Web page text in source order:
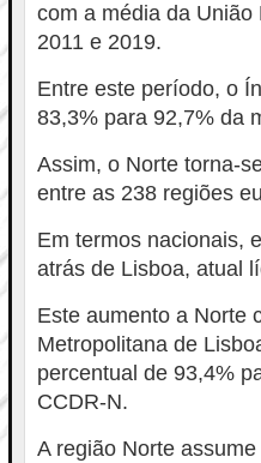
com a média da
2011 e 2019.
Entre este período, o
83,3% para 92,7% da
Assim, o Norte torna-
entre as 238 regiões
Em termos nacionais,
atrás de Lisboa, atual
Este aumento a Norte
Metropolitana de
percentual de 93,4%
CCDR-N.
A região Norte